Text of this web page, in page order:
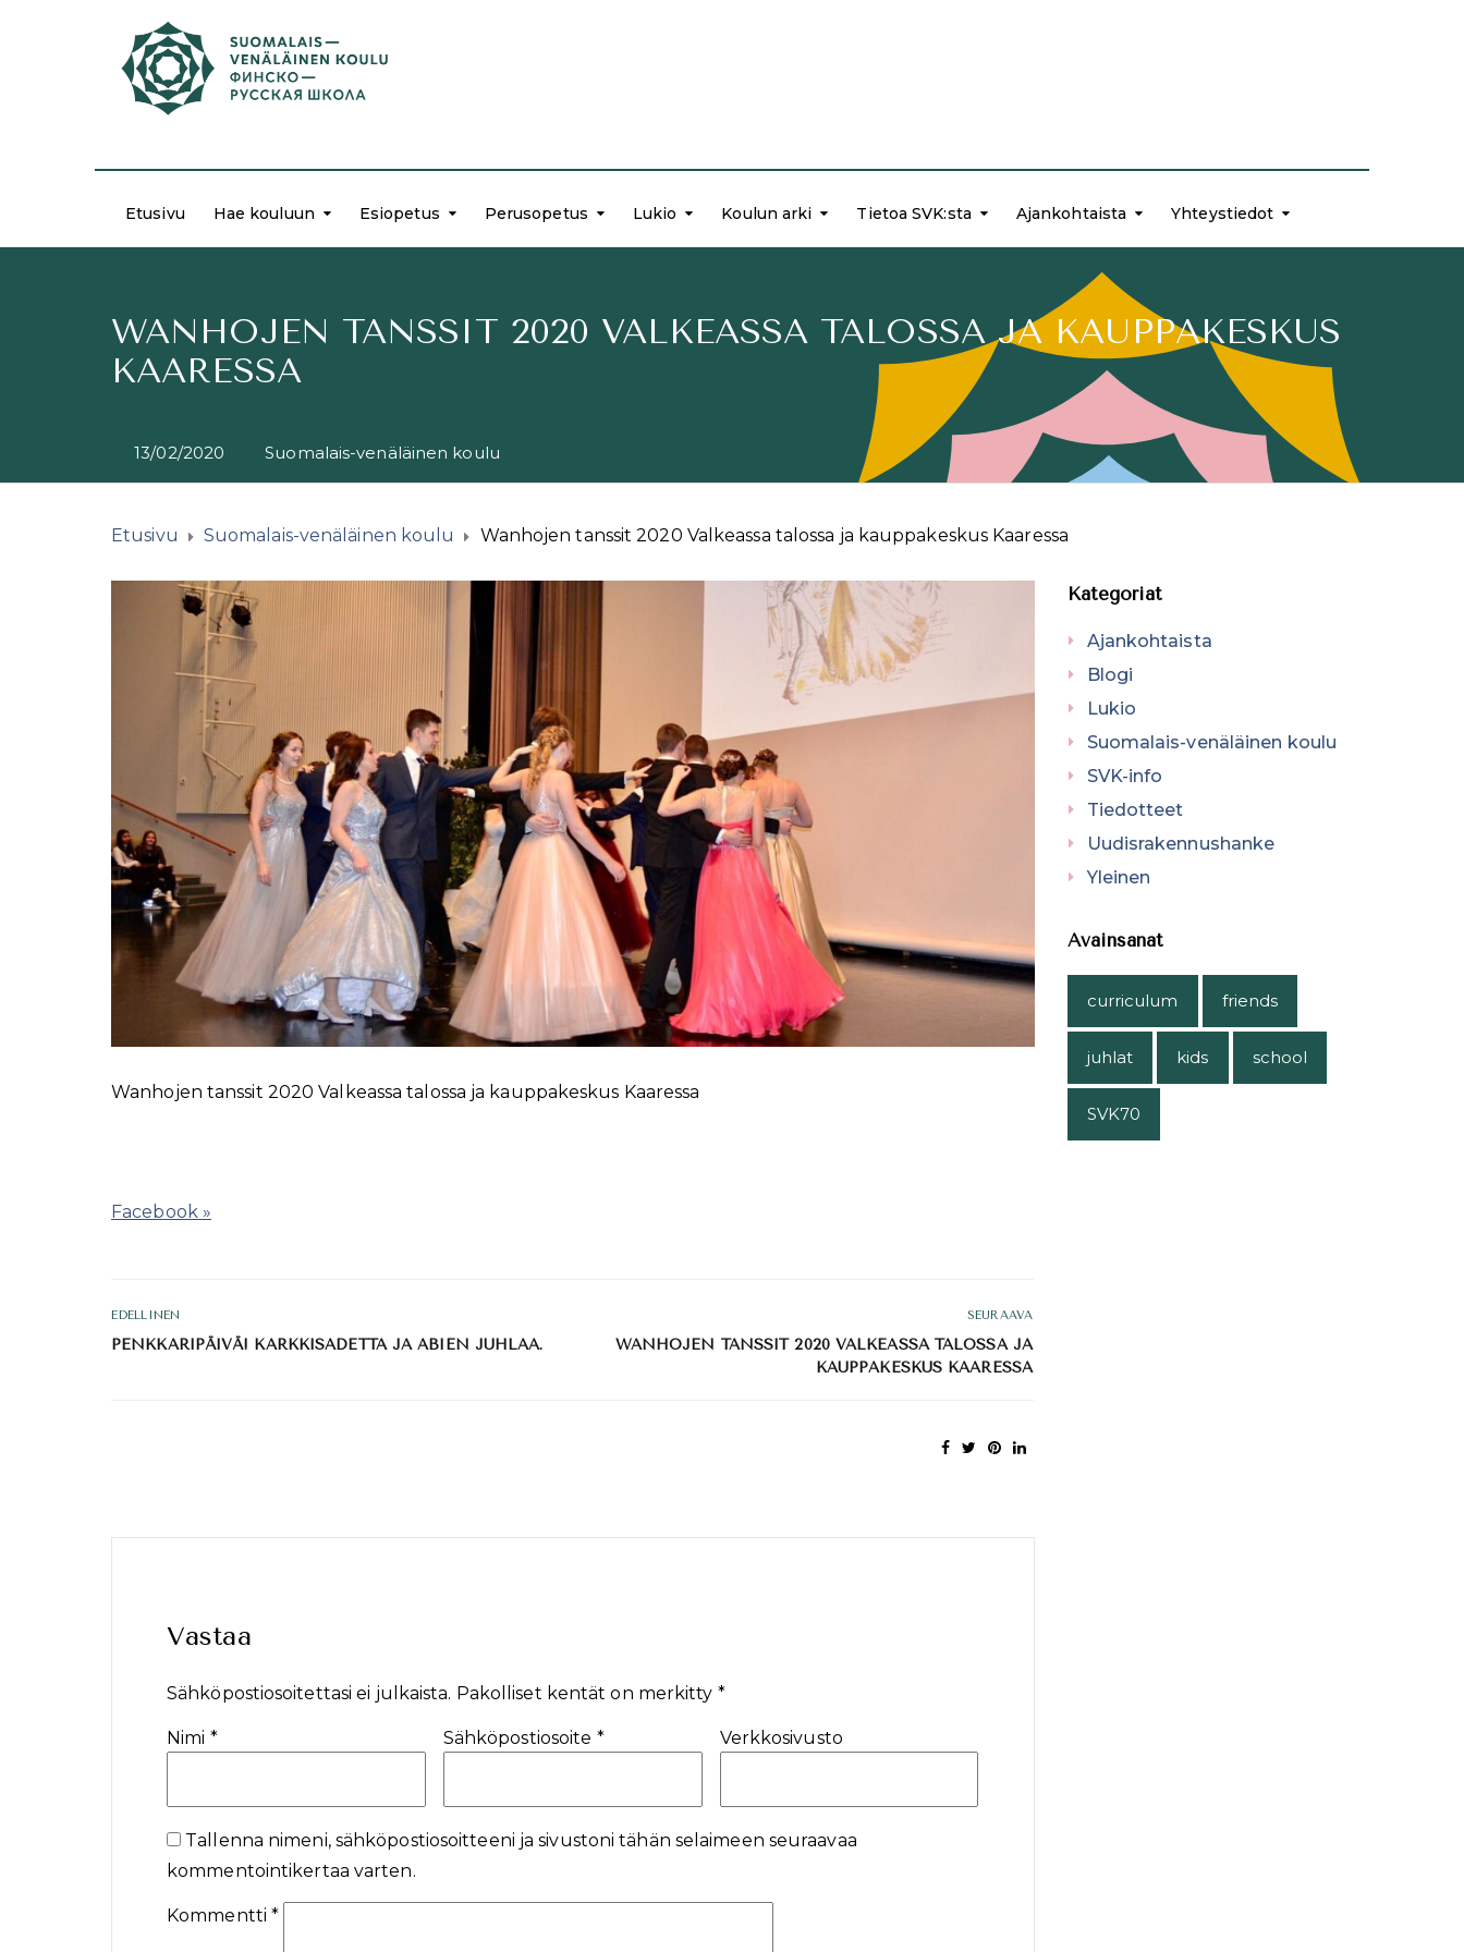
Etusivu Hae kouluun Esiopetus Perusopetus Lukio Koulun arki Tietoa SVK:sta Ajankohtaista Yhteystiedot
WANHOJEN TANSSIT 2020 VALKEASSA TALOSSA JA KAUPPAKESKUS
KAARESSA
13/02/2020 Suomalais-venäläinen koulu
Etusivu Suomalais-venäläinen koulu Wanhojen tanssit 2020 Valkeassa talossa ja kauppakeskus Kaaressa
Wanhojen tanssit 2020 Valkeassa talossa ja kauppakeskus Kaaressa
Facebook »
EDELLINEN
PENKKARIPÄIVÄ! KARKKISADETTA JA ABIEN JUHLAA.
SEURAAVA
WANHOJEN TANSSIT 2020 VALKEASSA TALOSSA JA
KAUPPAKESKUS KAARESSA
Vastaa
Sähköpostiosoitettasi ei julkaista. Pakolliset kentät on merkitty *
Nimi * Sähköpostiosoite * Verkkosivusto
Tallenna nimeni, sähköpostiosoitteeni ja sivustoni tähän selaimeen seuraavaa
kommentointikertaa varten.
Kommentti *
Kategoriat
Ajankohtaista
Blogi
Lukio
Suomalais-venäläinen koulu
SVK-info
Tiedotteet
Uudisrakennushanke
Yleinen
Avainsanat
curriculum friends
juhlat kids school
SVK70